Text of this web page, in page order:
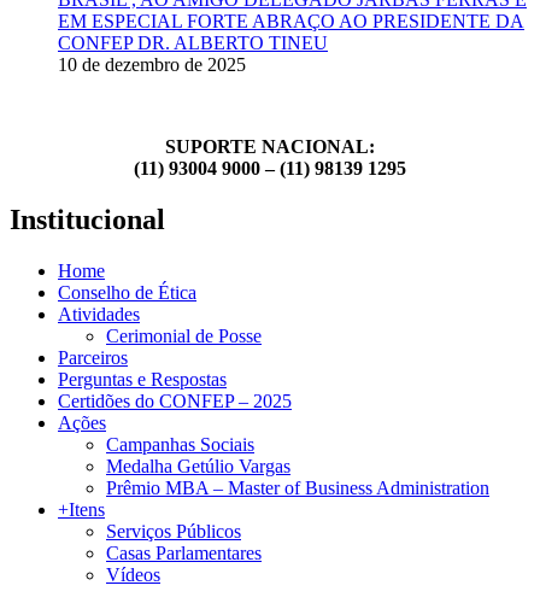
EM ESPECIAL FORTE ABRAÇO AO PRESIDENTE DA
CONFEP DR. ALBERTO TINEU
10 de dezembro de 2025
SUPORTE NACIONAL:
(11) 93004 9000 – (11) 98139 1295
Institucional
Home
Conselho de Ética
Atividades
Cerimonial de Posse
Parceiros
Perguntas e Respostas
Certidões do CONFEP – 2025
Ações
Campanhas Sociais
Medalha Getúlio Vargas
Prêmio MBA – Master of Business Administration
+Itens
Serviços Públicos
Casas Parlamentares
Vídeos